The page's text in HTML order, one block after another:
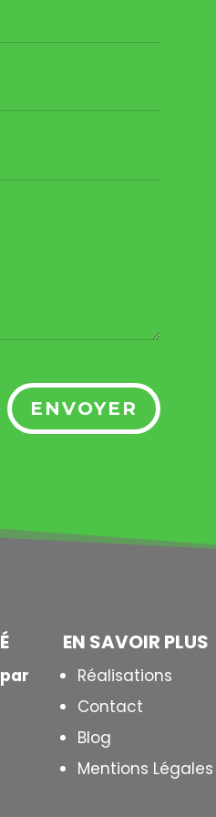
ENVOYER
É EN SAVOIR PLUS
Réalisations
Contact
Blog
Mentions Légales